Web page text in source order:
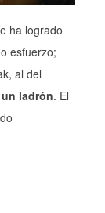
ha logrado
esfuerzo;
al del
ladrón. El